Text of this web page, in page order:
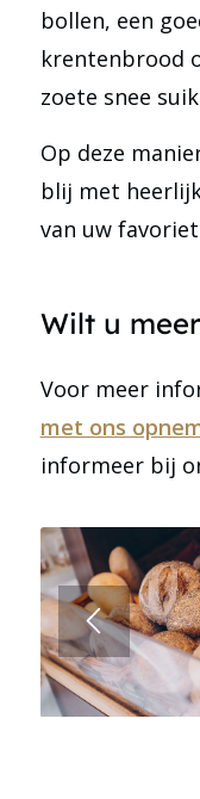
bollen, een
krentenbrood
zoete snee
Op deze
blij met
van uw
Wilt u
Voor meer
met ons
informeer bij